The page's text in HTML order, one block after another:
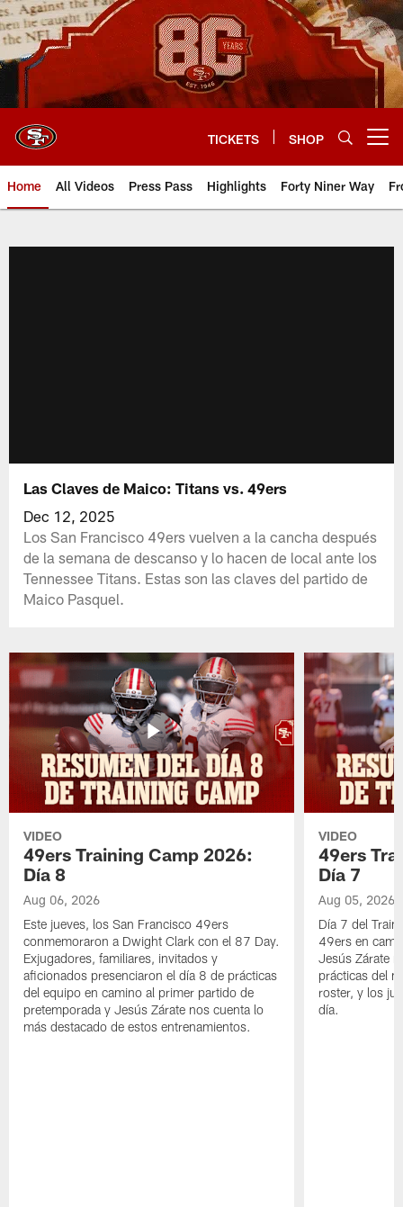
Skip
to
main
content
TICKETS SHOP
Home All Videos Press Pass Highlights Forty Niner Way
Las Claves de Maico: Titans vs. 49ers
Dec 12, 2025
Los San Francisco 49ers vuelven a la cancha después
de la semana de descanso y lo hacen de local ante los
Tennessee Titans. Estas son las claves del partido de
Maico Pasquel.
VIDEO
49ers Training Camp 2026:
Día 8
Aug 06, 2026
Este jueves, los San Francisco 49ers
conmemoraron a Dwight Clark con el 87 Day.
Exjugadores, familiares, invitados y
aficionados presenciaron el día 8 de prácticas
del equipo en camino al primer partido de
pretemporada y Jesús Zárate nos cuenta lo
más destacado de estos entrenamientos.
VIDEO
49ers
Día 7
Aug 05, 2026
Día 7 del
49ers en
Jesús Zárate
prácticas del
roster, y los
día.